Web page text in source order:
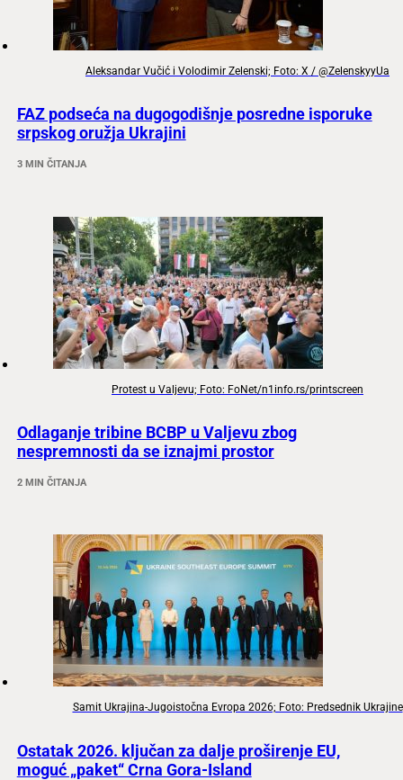
Aleksandar Vučić i Volodimir Zelenski; Foto: X / @ZelenskyyUa
FAZ podseća na dugogodišnje posredne isporuke
srpskog oružja Ukrajini
3 MIN ČITANJA
Protest u Valjevu; Foto: FoNet/n1info.rs/printscreen
Odlaganje tribine BCBP u Valjevu zbog
nespremnosti da se iznajmi prostor
2 MIN ČITANJA
Samit Ukrajina-Jugoistočna Evropa 2026; Foto: Predsednik Ukrajine
Ostatak 2026. ključan za dalje proširenje EU,
moguć „paket“ Crna Gora-Island